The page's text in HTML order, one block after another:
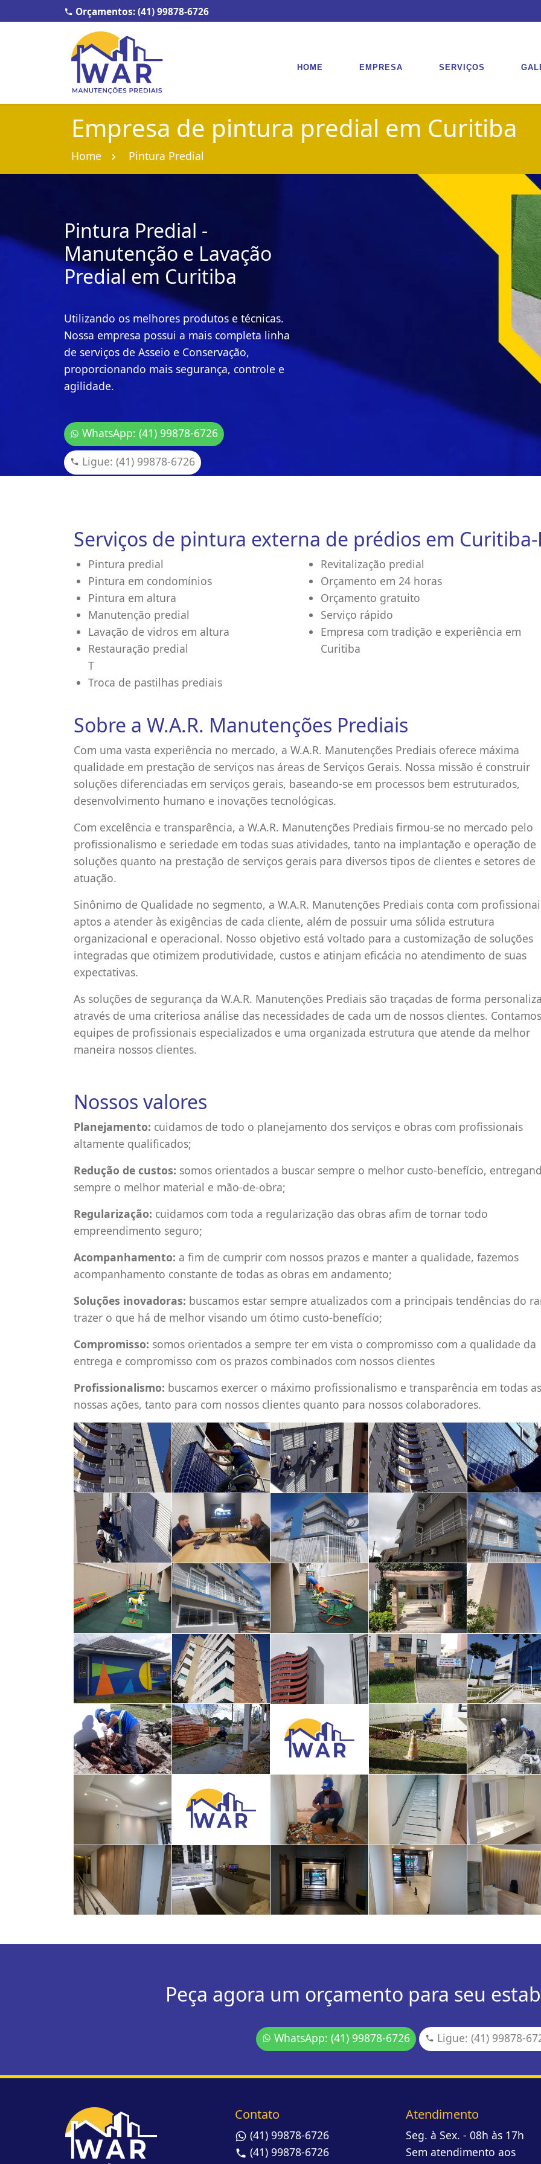
Orçamentos: (41) 99878-6726
HOME EMPRESA SERVIÇOS
Empresa de pintura predial em Curitiba
Home Pintura Predial
Pintura Predial -
Manutenção e Lavação
Predial em Curitiba
Utilizando os melhores produtos e técnicas.
Nossa empresa possui a mais completa linha
de serviços de Asseio e Conservação,
proporcionando mais segurança, controle e
agilidade.
WhatsApp: (41) 99878-6726
Ligue: (41) 99878-6726
Serviços de pintura externa de prédios em Curitiba-
Pintura predial
Pintura em condomínios
Pintura em altura
Manutenção predial
Lavação de vidros em altura
Restauração predial
T
Troca de pastilhas prediais
Revitalização predial
Orçamento em 24 horas
Orçamento gratuito
Serviço rápido
Empresa com tradição e experiência em
Curitiba
Sobre a W.A.R. Manutenções Prediais
Com uma vasta experiência no mercado, a W.A.R. Manutenções Prediais oferece máxima
qualidade em prestação de serviços nas áreas de Serviços Gerais. Nossa missão é construir
soluções diferenciadas em serviços gerais, baseando-se em processos bem estruturados,
desenvolvimento humano e inovações tecnológicas.
Com excelência e transparência, a W.A.R. Manutenções Prediais firmou-se no mercado pelo
profissionalismo e seriedade em todas suas atividades, tanto na implantação e operação de
soluções quanto na prestação de serviços gerais para diversos tipos de clientes e setores de
atuação.
Sinônimo de Qualidade no segmento, a W.A.R. Manutenções Prediais conta com
aptos a atender às exigências de cada cliente, além de possuir uma sólida estrutura
organizacional e operacional. Nosso objetivo está voltado para a customização de soluções
integradas que otimizem produtividade, custos e atinjam eficácia no atendimento de suas
expectativas.
As soluções de segurança da W.A.R. Manutenções Prediais são traçadas de forma
através de uma criteriosa análise das necessidades de cada um de nossos clientes.
equipes de profissionais especializados e uma organizada estrutura que atende da melhor
maneira nossos clientes.
Nossos valores
Planejamento: cuidamos de todo o planejamento dos serviços e obras com profissionais
altamente qualificados;
Redução de custos: somos orientados a buscar sempre o melhor custo-benefício,
sempre o melhor material e mão-de-obra;
Regularização: cuidamos com toda a regularização das obras afim de tornar todo
empreendimento seguro;
Acompanhamento: a fim de cumprir com nossos prazos e manter a qualidade, fazemos
acompanhamento constante de todas as obras em andamento;
Soluções inovadoras: buscamos estar sempre atualizados com a principais tendências do
trazer o que há de melhor visando um ótimo custo-benefício;
Compromisso: somos orientados a sempre ter em vista o compromisso com a qualidade da
entrega e compromisso com os prazos combinados com nossos clientes
Profissionalismo: buscamos exercer o máximo profissionalismo e transparência em todas as
nossas ações, tanto para com nossos clientes quanto para nossos colaboradores.
Peça agora um orçamento para seu
WhatsApp: (41) 99878-6726 Ligue: (41) 99878-
Contato
(41) 99878-6726
(41) 99878-6726
Atendimento
Seg. à Sex. - 08h às 17h
Sem atendimento aos